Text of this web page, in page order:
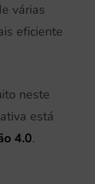
várias
eficiente
neste
está
4.0.